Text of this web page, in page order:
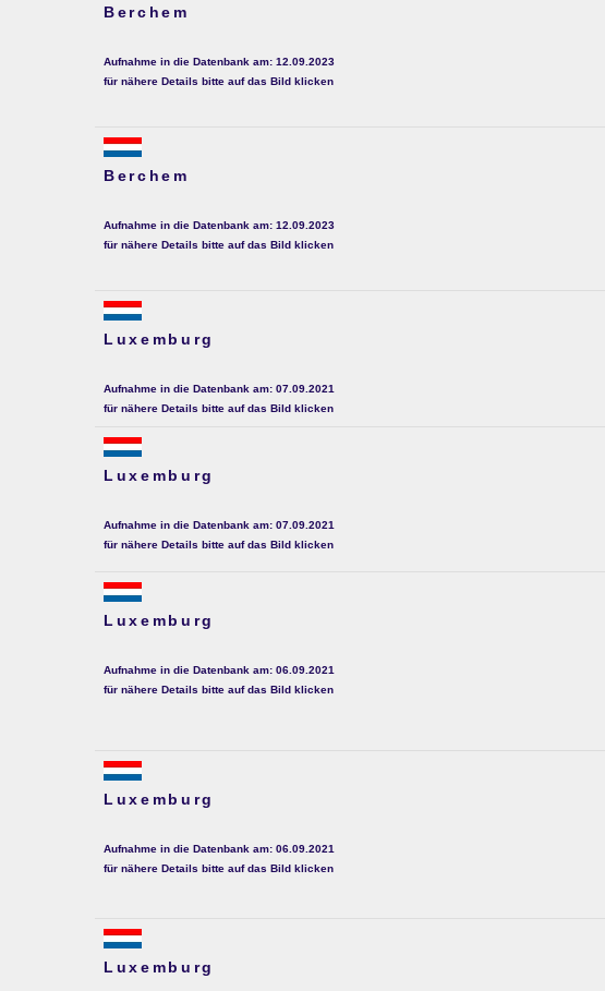
Berchem
Aufnahme in die Datenbank am: 12.09.2023
für nähere Details bitte auf das Bild klicken
Berchem
Aufnahme in die Datenbank am: 12.09.2023
für nähere Details bitte auf das Bild klicken
Luxemburg
Aufnahme in die Datenbank am: 07.09.2021
für nähere Details bitte auf das Bild klicken
Luxemburg
Aufnahme in die Datenbank am: 07.09.2021
für nähere Details bitte auf das Bild klicken
Luxemburg
Aufnahme in die Datenbank am: 06.09.2021
für nähere Details bitte auf das Bild klicken
Luxemburg
Aufnahme in die Datenbank am: 06.09.2021
für nähere Details bitte auf das Bild klicken
Luxemburg